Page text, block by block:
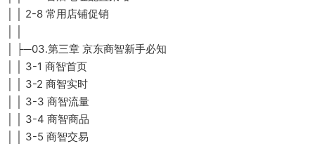
│ │ 2-8 常用店铺促销
│ ├─03.第三章 京东商智新手必知
│ │ 3-1 商智首页
│ │ 3-2 商智实时
│ │ 3-3 商智流量
│ │ 3-4 商智商品
│ │ 3-5 商智交易